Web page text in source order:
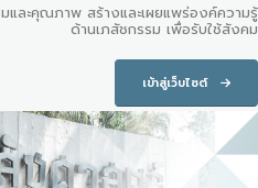
ละคุณภาพ สร้างและเผยแพร่องค์ความรู้
ด้านเภสัชกรรม เพื่อรับใช้สังคม
เข้าสู่เว็บไซต์